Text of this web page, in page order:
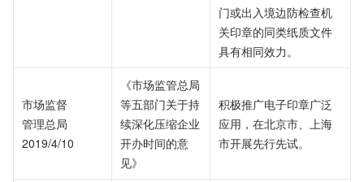
门或出入境边防检查机
关印章的同类纸质文件
具有相同效力。
市场监督
管理总局
2019/4/10
《市场监管总局
等五部门关于持
续深化压缩企业
开办时间的意
见》
积极推广电子印章广泛
应用，在北京市、上海
市开展先行先试。